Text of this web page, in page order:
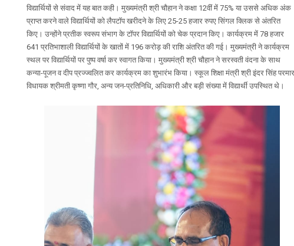
विद्यार्थियों से संवाद में यह बात कही। मुख्यमंत्री श्री चौहान ने कक्षा 12वीं में 75% या उससे अधिक अंक
प्राप्त करने वाले विद्यार्थियों को लैपटॉप खरीदने के लिए 25-25 हजार रुपए सिंगल क्लिक से अंतरित
किए। उन्होंने प्रतीक स्वरूप संभाग के टॉपर विद्यार्थियों को चेक प्रदान किए। कार्यक्रम में 78 हजार
641 प्रतिभाशाली विद्यार्थियों के खातों में 196 करोड़ की राशि अंतरित की गई। मुख्यमंत्री ने कार्यक्रम
स्थल पर विद्यार्थियों पर पुष्प वर्षा कर स्वागत किया। मुख्यमंत्री श्री चौहान ने सरस्वती वंदना के साथ
कन्या-पूजन व दीप प्रज्‍ज्वलित कर कार्यक्रम का शुभारंभ किया। स्कूल शिक्षा मंत्री श्री इंदर सिंह
विधायक श्रीमती कृष्णा गौर, अन्य जन-प्रतिनिधि, अधिकारी और बड़ी संख्या में विद्यार्थी उपस्थित थे।